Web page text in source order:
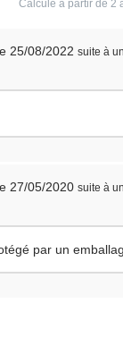
Calculé à partir de 2
25/08/2022 suite à
27/05/2020 suite à
par un